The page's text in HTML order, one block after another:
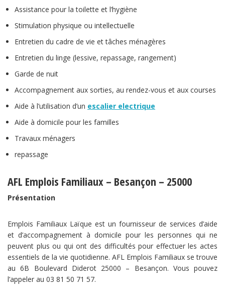
Assistance pour la toilette et l’hygiène
Stimulation physique ou intellectuelle
Entretien du cadre de vie et tâches ménagères
Entretien du linge (lessive, repassage, rangement)
Garde de nuit
Accompagnement aux sorties, au rendez-vous et aux courses
Aide à l’utilisation d’un escalier electrique
Aide à domicile pour les familles
Travaux ménagers
repassage
AFL Emplois Familiaux – Besançon – 25000
Présentation
Emplois Familiaux Laïque est un fournisseur de services d’aide
et d’accompagnement à domicile pour les personnes qui ne
peuvent plus ou qui ont des difficultés pour effectuer les actes
essentiels de la vie quotidienne. AFL Emplois Familiaux se trouve
au 6B Boulevard Diderot 25000 – Besançon. Vous pouvez
l’appeler au 03 81 50 71 57.